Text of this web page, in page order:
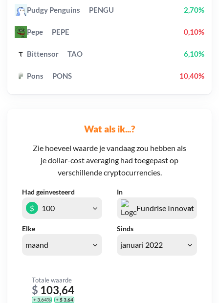
Wat als ik...?
Zie hoeveel waarde je vandaag zou hebben als
je dollar-cost averaging had toegepast op
verschillende cryptocurrencies.
Had geïnvesteerd In
Elke Sinds
$
Totale waarde
$ 103,64
+ 3,64% + $ 3,64
Pudgy Penguins PENGU 2,70%
Pepe PEPE 0,10%
Bittensor TAO 6,10%
Pons PONS 10,40%